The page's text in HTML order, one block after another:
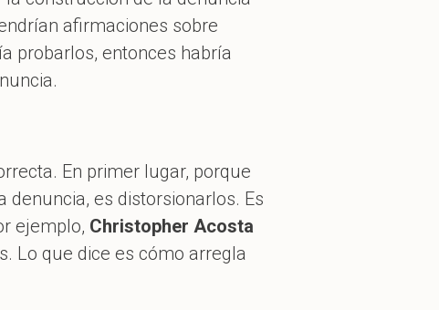
afirmaciones sobre
probarlos, entonces habría
En primer lugar, porque
es distorsionarlos. Es
ejemplo, Christopher Acosta
Lo que dice es cómo arregla